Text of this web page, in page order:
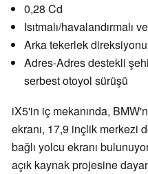
0,28 Cd
Isıtmalı/havalandırmalı
Arka tekerlek
Adres-Adres destekli
serbest otoyol sürüşü
iX5'in iç mekanında,
ekranı, 17,9 inçlik merkezi
bağlı yolcu ekranı
açık kaynak projesine